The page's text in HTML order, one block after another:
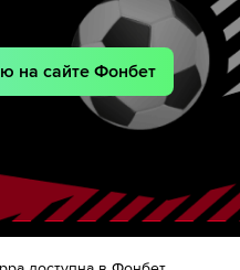
Hugo Ferreira
Жерар Сола
Гильом Лопес
на сайте Фонбет